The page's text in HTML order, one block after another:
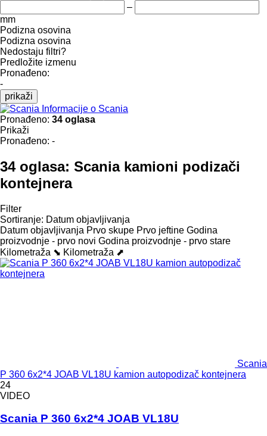
–
mm
Podizna osovina
Podizna osovina
Nedostaju filtri?
Predložite izmenu
Pronađeno:
-
prikaži
Informacije o Scania
Pronađeno: 34 oglasa
Prikaži
Pronađeno: -
34 oglasa: Scania kamioni podizači
kontejnera
Filter
Sortiranje: Datum objavljivanja
Datum objavljivanja Prvo skupe Prvo jeftine Godina
proizvodnje - prvo novi Godina proizvodnje - prvo stare
Kilometraža ⬊ Kilometraža ⬈
Scania
P 360 6x2*4 JOAB VL18U kamion autopodizač kontejnera
24
VIDEO
Scania P 360 6x2*4 JOAB VL18U